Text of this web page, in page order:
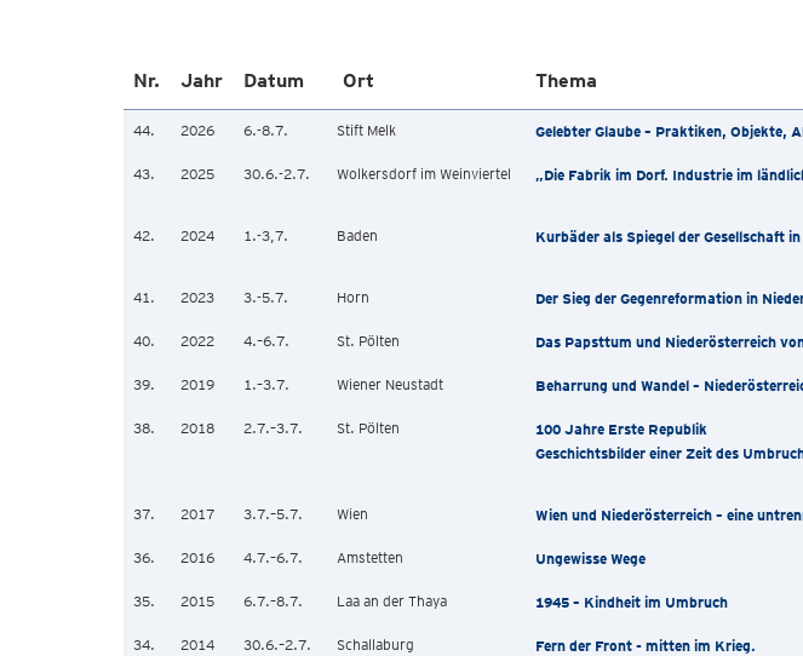
Nr. Jahr Datum Ort Thema
44. 2026 6.-8.7. Stift Melk Gelebter Glaube – Praktiken,
43. 2025 30.6.-2.7. Wolkersdorf im Weinviertel „Die Fabrik im Dorf. Industrie im
42. 2024 1.-3,7. Baden Kurbäder als Spiegel der Gesellschaft
41. 2023 3.-5.7. Horn Der Sieg der Gegenreformation in
40. 2022 4.–6.7. St. Pölten Das Papsttum und Niederösterreich
39. 2019 1.–3.7. Wiener Neustadt Beharrung und Wandel –
38. 2018 2.7.–3.7. St. Pölten
100 Jahre Erste Republik
Geschichtsbilder einer Zeit des
37. 2017 3.7.–5.7. Wien Wien und Niederösterreich – eine
36. 2016 4.7.–6.7. Amstetten Ungewisse Wege
35. 2015 6.7.–8.7. Laa an der Thaya 1945 – Kindheit im Umbruch
34. 2014 30.6.–2.7. Schallaburg
Fern der Front - mitten im Krieg.